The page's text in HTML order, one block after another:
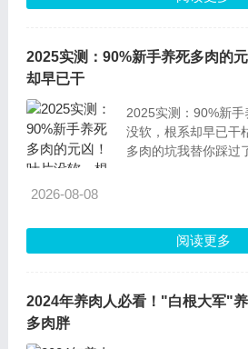
2025实测：90%新手养死多肉的
却早已干
2025实测：90%新
没软，根系却早已干
多肉的坑我替你踩
的新手花友、办公室
2026-08-08
阅读更多
2024年养肉人必看！"白根大军"
多肉胖